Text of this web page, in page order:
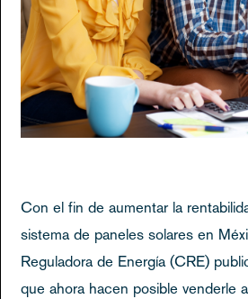
Con el fin de aumentar la
sistema de paneles solares en
Reguladora de Energía (CRE)
que ahora hacen posible venderle